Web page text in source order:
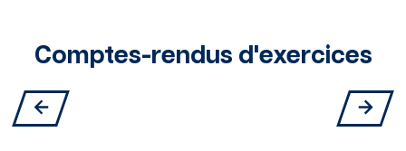
Comptes-rendus d'exercices